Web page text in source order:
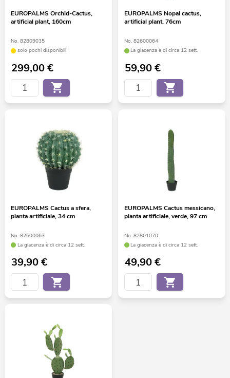
EUROPALMS Orchid-Cactus,
artificial plant, 160cm
No. 82809035
solo pochi disponibili
299,00€
EUROPALMS Nopal cactus,
artificial plant, 76cm
No. 82600064
La giacenza è di circa 12 sett.
59,90€
EUROPALMS Cactus a sfera,
pianta artificiale, 34 cm
No. 82600063
La giacenza è di circa 12 sett.
39,90€
EUROPALMS Cactus messicano,
pianta artificiale, verde, 97 cm
No. 82801070
La giacenza è di circa 12 sett.
49,90€